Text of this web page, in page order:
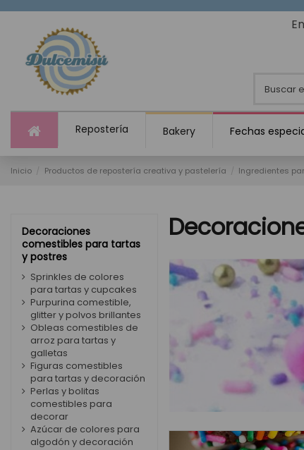
Repostería Bakery Fechas
Inicio Productos de repostería creativa y pastelería Ingredientes
Decoraciones
comestibles para tartas
y postres
Sprinkles de colores
para tartas y cupcakes
Purpurina comestible,
glitter y polvos brillantes
Obleas comestibles de
arroz para tartas y
galletas
Figuras comestibles
para tartas y decoración
Perlas y bolitas
comestibles para
decorar
Azúcar de colores para
algodón y decoración